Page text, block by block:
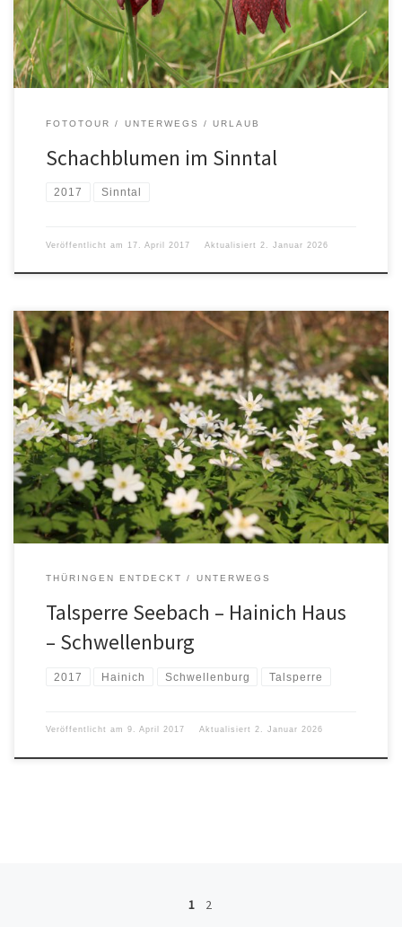
FOTOTOUR UNTERWEGS URLAUB
Schachblumen im Sinntal
2017 Sinntal
Veröffentlicht am 17. April 2017 Aktualisiert 2. Januar 2026
THÜRINGEN ENTDECKT UNTERWEGS
Talsperre Seebach – Hainich Haus
– Schwellenburg
2017 Hainich Schwellenburg Talsperre
Veröffentlicht am 9. April 2017 Aktualisiert 2. Januar 2026
Beitragsnavigation
1 2